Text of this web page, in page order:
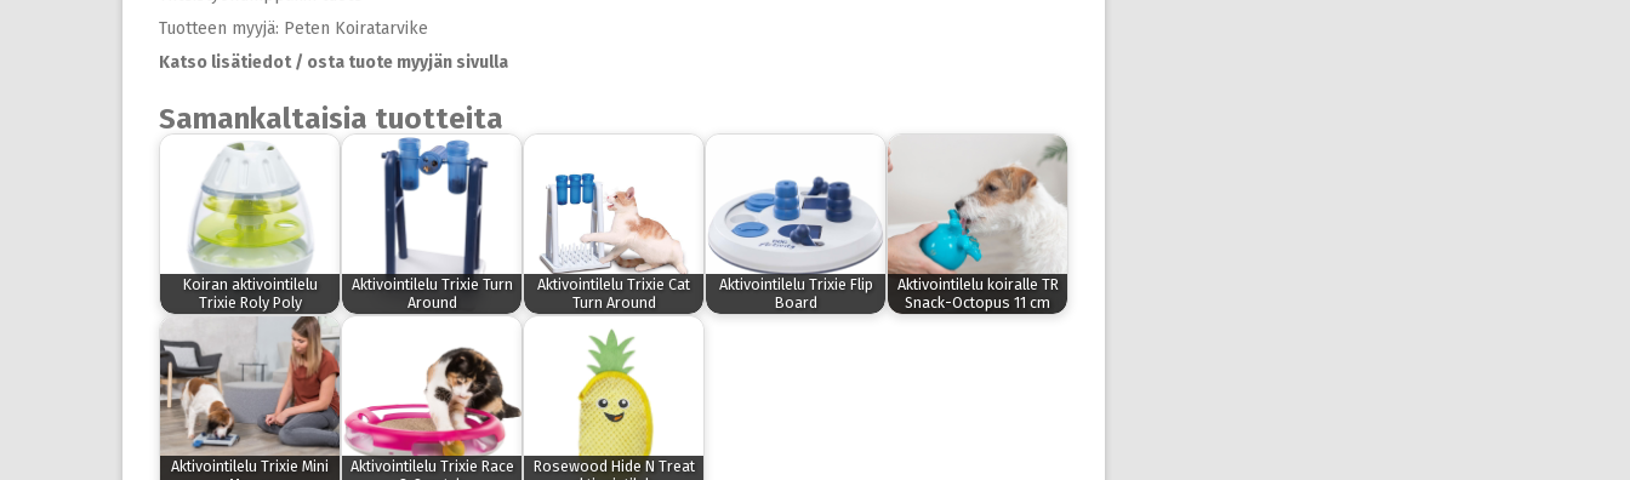
Tuotteen myyjä: Peten Koiratarvike
Katso lisätiedot / osta tuote myyjän sivulla
Samankaltaisia tuotteita
Koiran aktivointilelu
Trixie Roly Poly
Aktivointilelu Trixie Turn
Around
Aktivointilelu Trixie Cat
Turn Around
Aktivointilelu Trixie Flip
Board
Aktivointilelu koiralle TR
Snack-Octopus 11 cm
Aktivointilelu Trixie Mini
Aktivointilelu Trixie Race
Rosewood Hide N Treat